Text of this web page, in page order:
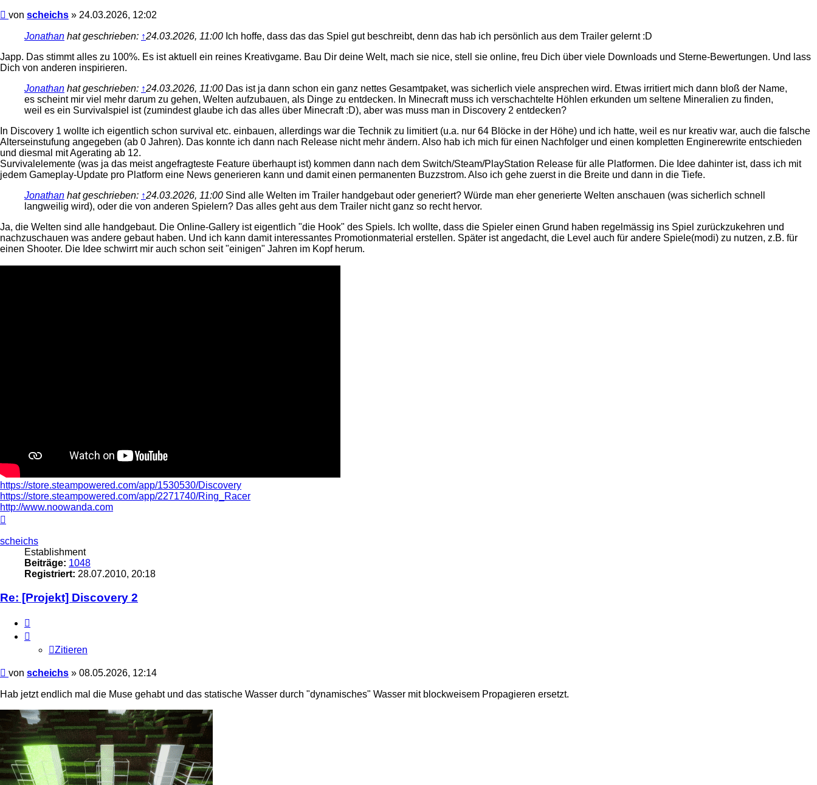
Beitrag
von scheichs » 24.03.2026, 12:02
Jonathan hat geschrieben: ↑24.03.2026, 11:00 Ich hoffe, dass das das Spiel gut beschreibt, denn das hab ich persönlich aus dem Trailer gelernt :D
Japp. Das stimmt alles zu 100%. Es ist aktuell ein reines Kreativgame. Bau Dir deine Welt, mach sie nice, stell sie online, freu Dich über viele Downloads und Sterne-Bewertungen. Und lass
Dich von anderen inspirieren.
Jonathan hat geschrieben: ↑24.03.2026, 11:00 Das ist ja dann schon ein ganz nettes Gesamtpaket, was sicherlich viele ansprechen wird. Etwas irritiert mich dann bloß der Name,
es scheint mir viel mehr darum zu gehen, Welten aufzubauen, als Dinge zu entdecken. In Minecraft muss ich verschachtelte Höhlen erkunden um seltene Mineralien zu finden,
weil es ein Survivalspiel ist (zumindest glaube ich das alles über Minecraft :D), aber was muss man in Discovery 2 entdecken?
In Discovery 1 wollte ich eigentlich schon survival etc. einbauen, allerdings war die Technik zu limitiert (u.a. nur 64 Blöcke in der Höhe) und ich hatte, weil es nur kreativ war, auch die falsche
Alterseinstufung angegeben (ab 0 Jahren). Das konnte ich dann nach Release nicht mehr ändern. Also hab ich mich für einen Nachfolger und einen kompletten Enginerewrite entschieden
und diesmal mit Agerating ab 12.
Survivalelemente (was ja das meist angefragteste Feature überhaupt ist) kommen dann nach dem Switch/Steam/PlayStation Release für alle Platformen. Die Idee dahinter ist, dass ich mit
jedem Gameplay-Update pro Platform eine News generieren kann und damit einen permanenten Buzzstrom. Also ich gehe zuerst in die Breite und dann in die Tiefe.
Jonathan hat geschrieben: ↑24.03.2026, 11:00 Sind alle Welten im Trailer handgebaut oder generiert? Würde man eher generierte Welten anschauen (was sicherlich schnell
langweilig wird), oder die von anderen Spielern? Das alles geht aus dem Trailer nicht ganz so recht hervor.
Ja, die Welten sind alle handgebaut. Die Online-Gallery ist eigentlich "die Hook" des Spiels. Ich wollte, dass die Spieler einen Grund haben regelmässig ins Spiel zurückzukehren und
nachzuschauen was andere gebaut haben. Und ich kann damit interessantes Promotionmaterial erstellen. Später ist angedacht, die Level auch für andere Spiele(modi) zu nutzen, z.B. für
einen Shooter. Die Idee schwirrt mir auch schon seit "einigen" Jahren im Kopf herum.
https://store.steampowered.com/app/1530530/Discovery
https://store.steampowered.com/app/2271740/Ring_Racer
http://www.noowanda.com
scheichs
Establishment
Beiträge: 1048
Registriert: 28.07.2010, 20:18
Re: [Projekt] Discovery 2
Zitieren
Beitrag
von scheichs » 08.05.2026, 12:14
Hab jetzt endlich mal die Muse gehabt und das statische Wasser durch "dynamisches" Wasser mit blockweisem Propagieren ersetzt.